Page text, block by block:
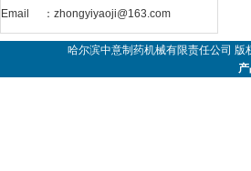
Email ： zhongyiyaoji@163.com
哈尔滨中意制药机械有限责任公司